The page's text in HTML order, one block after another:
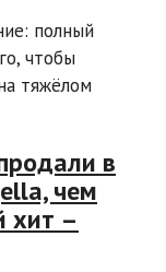
полный
чтобы
тяжёлом
в
чем
хит –